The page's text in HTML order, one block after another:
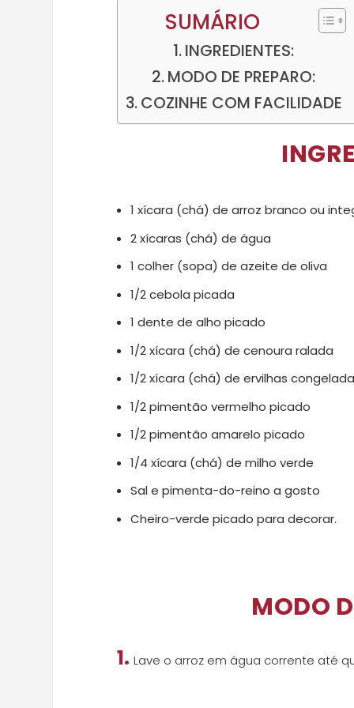
SUMÁRIO
INGREDIENTES:
MODO DE PREPARO:
COZINHE COM FACILIDADE
1 xícara (chá) de arroz branco ou
2 xícaras (chá) de água
1 colher (sopa) de azeite de oliva
1/2 cebola picada
1 dente de alho picado
1/2 xícara (chá) de cenoura ralada
1/2 xícara (chá) de ervilhas
1/2 pimentão vermelho picado
1/2 pimentão amarelo picado
1/4 xícara (chá) de milho verde
Sal e pimenta-do-reino a gosto
Cheiro-verde picado para decorar.
MODO
1. Lave o arroz em água corrente até